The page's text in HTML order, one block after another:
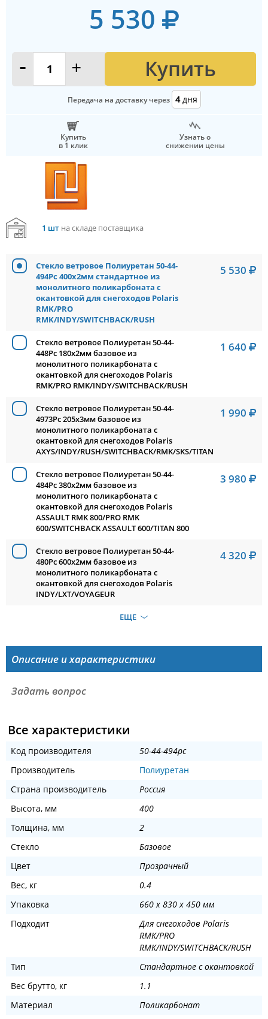
5 530
- + Купить
Передача на доставку через 4 дня
Купить
в 1 клик
Узнать о
снижении цены
1 штна складе поставщика
Стекло ветровое Полиуретан 50-44-
494Pc 400x2мм стандартное из
монолитного поликарбоната с
окантовкой для снегоходов Polaris
RMK/PRO
RMK/INDY/SWITCHBACK/RUSH
5 530
Стекло ветровое Полиуретан 50-44-
448Pc 180x2мм базовое из
монолитного поликарбоната с
окантовкой для снегоходов Polaris
RMK/PRO RMK/INDY/SWITCHBACK/RUSH
1 640
Стекло ветровое Полиуретан 50-44-
4973Pc 205x3мм базовое из
монолитного поликарбоната с
окантовкой для снегоходов Polaris
AXYS/INDY/RUSH/SWITCHBACK/RMK/SKS/TITAN
1 990
Стекло ветровое Полиуретан 50-44-
484Pc 380x2мм базовое из
монолитного поликарбоната с
окантовкой для снегоходов Polaris
ASSAULT RMK 800/PRO RMK
600/SWITCHBACK ASSAULT 600/TITAN 800
3 980
Стекло ветровое Полиуретан 50-44-
480Pc 600x2мм базовое из
монолитного поликарбоната с
окантовкой для снегоходов Polaris
INDY/LXT/VOYAGEUR
4 320
ЕЩЕ
Описание и характеристики
Задать вопрос
Все характеристики
Код производителя
50-44-494pc
Производитель
Полиуретан
Страна производитель
Россия
Высота, мм
400
Толщина, мм
2
Стекло
Базовое
Цвет
Прозрачный
Вес, кг
0.4
Упаковка
660 x 830 x 450 мм
Подходит
Для снегоходов Polaris
RMK/PRO
RMK/INDY/SWITCHBACK/RUSH
Тип
Стандартное с окантовкой
Вес брутто, кг
1.1
Материал
Поликарбонат